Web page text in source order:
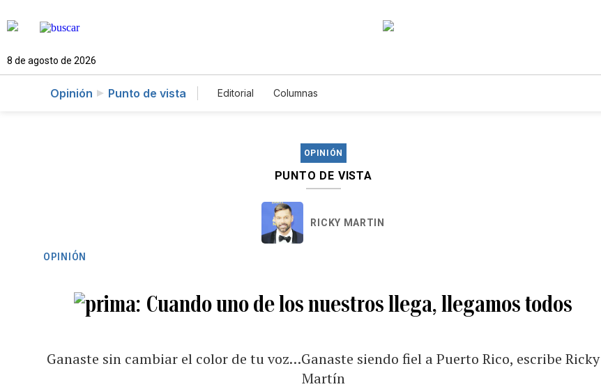
8 de agosto de 2026
Opinión Punto de vista Editorial Columnas
OPINIÓN
PUNTO DE VISTA
RICKY MARTIN
OPINIÓN
Cuando uno de los nuestros llega, llegamos todos
Ganaste sin cambiar el color de tu voz…Ganaste siendo fiel a Puerto Rico, escribe Ricky
Martín